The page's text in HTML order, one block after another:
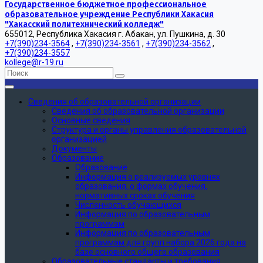
Государственное бюджетное профессиональное
образовательное учреждение Республики Хакасия
"Хакасский политехнический колледж"
655012, Республика Хакасия г. Абакан, ул. Пушкина, д. 30
+7(390)234-3564, +7(390)234-3561 , +7(390)234-3562 ,
+7(390)234-3557
kollege@r-19.ru
Сведения об образовательной организации
Сведения об образовательной организации
Основные сведения
Структура и органы управления образовательной
организацией
Документы
Образование
Образование
Информация о реализуемых уровнях
образования, о формах обучения,
нормативных сроках обучения
Численность обучающихся
Информация по образовательным
программам
Информация по образовательным
программам для групп набора 2026 года на
базе основного общего образования